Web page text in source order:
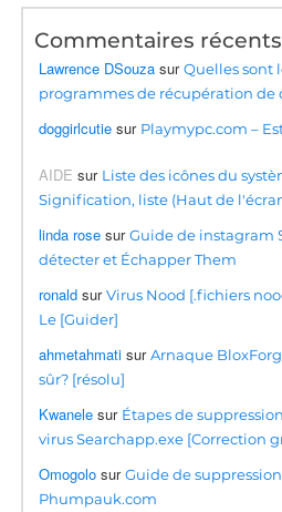
Commentaires récents
Lawrence DSouza surQuelles sont
programmes de récupération de
doggirlcutie sur Playmypc.com –
AIDE sur Liste des icônes du
Signification, liste (Haut de
linda rose surGuide de instagram
détecter et Échapper Them
ronald surVirus Nood [.fichiers
Le [Guider]
ahmetahmati surArnaque
sûr? [résolu]
Kwanele sur Étapes de
virus Searchapp.exe [Correction
Omogolo surGuide de
Phumpauk.com